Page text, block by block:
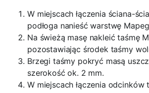
W miejscach łączenia ściana-
podłoga nanieść warstwę
Na świeżą masę nakleić taśmę
pozostawiając środek taśmy
Brzegi taśmy pokryć masą
szerokość ok. 2 mm.
W miejscach łączenia odcinków